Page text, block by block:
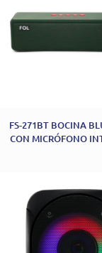
FS-271BT BOCINA
CON MICRÓFONO